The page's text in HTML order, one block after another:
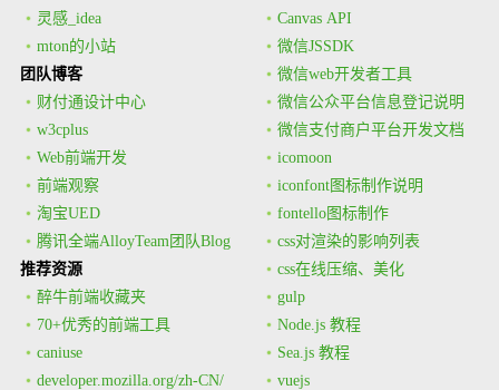
灵感_idea
mton的小站
团队博客
财付通设计中心
w3cplus
Web前端开发
前端观察
淘宝UED
腾讯全端AlloyTeam团队Blog
推荐资源
醉牛前端收藏夹
70+优秀的前端工具
caniuse
developer.mozilla.org/zh-CN/
Canvas API
微信JSSDK
微信web开发者工具
微信公众平台信息登记说明
微信支付商户平台开发文档
icomoon
iconfont图标制作说明
fontello图标制作
css对渲染的影响列表
css在线压缩、美化
gulp
Node.js 教程
Sea.js 教程
vuejs